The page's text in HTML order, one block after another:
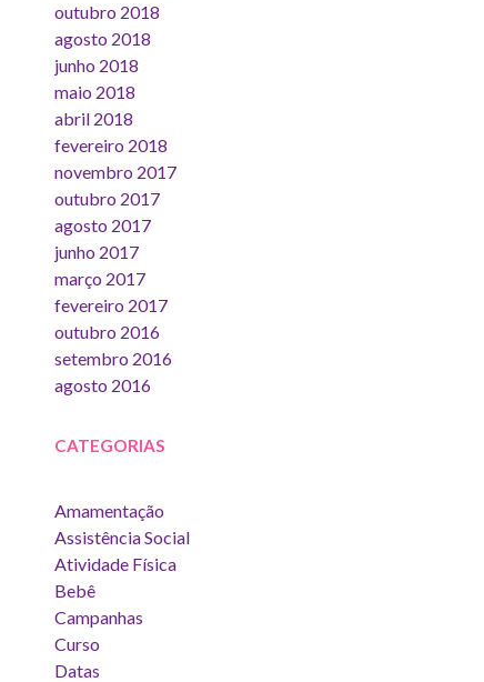
outubro 2018
agosto 2018
junho 2018
maio 2018
abril 2018
fevereiro 2018
novembro 2017
outubro 2017
agosto 2017
junho 2017
março 2017
fevereiro 2017
outubro 2016
setembro 2016
agosto 2016
CATEGORIAS
Amamentação
Assistência Social
Atividade Física
Bebê
Campanhas
Curso
Datas